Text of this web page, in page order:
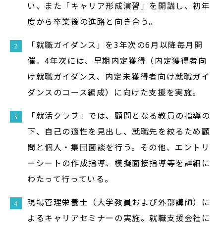
サイトポリシー
教員等採用情報
UHASウォッチ
English
同窓会
公式SNS
い、また「キャリア形成演習」を開講し、初年
度から卒業後の進路と向き合う。
「就職ガイダンス」を3年次の6月以降毎月開
催。4年次には、早期内定獲得（内定獲得者向
け就職ガイダンス、内定未獲得者向け就職ガイ
ダンスのコース編成）に向けた支援を実施。
「就活クラブ」では、顧問となる教員の指導の
下、自己の適性を見出し、就職先を絞るため顧
問と個人・集団面談を行う。その他、エントリ
ーシートの作成指導、模擬面接指導等を詳細に
わたって行っている。
現場管理栄養士（大学教員および外部講師）に
よるキャリアセミナーの実施。就職支援会社に